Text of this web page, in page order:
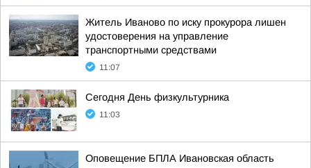
Житель Иваново по иску прокурора лишен
удостоверения на управление
транспортными средствами
11:07
Сегодня День физкультурника
11:03
Оповещение БПЛА Ивановская область